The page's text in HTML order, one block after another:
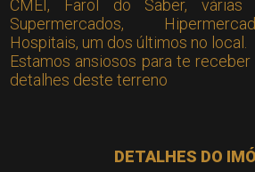
CMEI, Farol do Saber, várias
Supermercados,
Hospitais, um dos últimos no local.
Estamos ansiosos para te
detalhes deste terreno
DETALHES DO